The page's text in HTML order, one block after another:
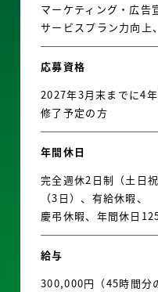
マーケティング・広告
サービスプラン力向上
応募資格
2027年3月末までに4
修了予定の方
年間休日
完全週休2日制（土日
（3日）、有給休暇、
慶弔休暇、年間休日
給与
300,000円（45時間分